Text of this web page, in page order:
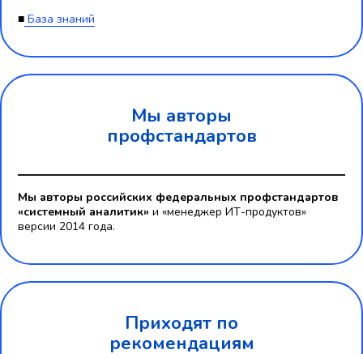
■ База знаний
Мы авторы
профстандартов
Мы авторы российских федеральных профстандартов
«системный аналитик» и «менеджер ИТ-продуктов»
версии 2014 года.
Приходят по
рекомендациям